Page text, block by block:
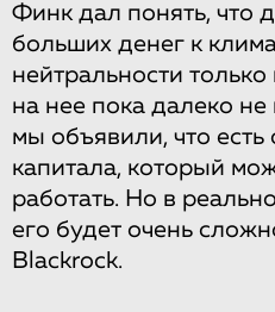
Финк дал понять, что
больших денег к
нейтральности
на нее пока далеко не
мы объявили, что
капитала, который
работать. Но в
его будет очень
Blackrock.